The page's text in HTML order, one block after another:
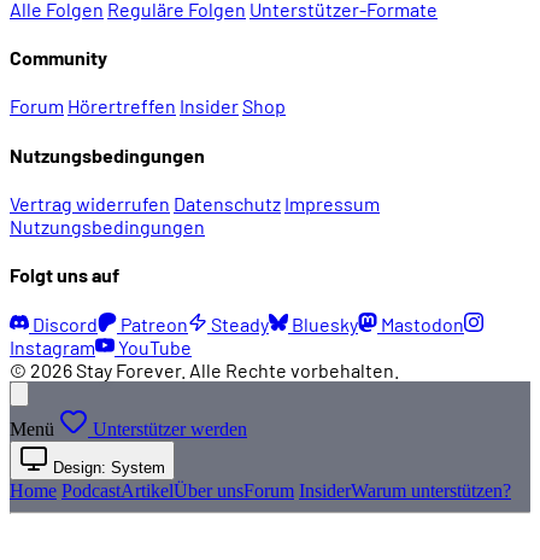
Alle Folgen Reguläre Folgen Unterstützer-Formate
Community
Forum Hörertreffen InsiderShop
Nutzungsbedingungen
Vertrag widerrufen Datenschutz Impressum
Nutzungsbedingungen
Folgt uns auf
Discord Patreon Steady Bluesky
Mastodon
Instagram
YouTube
© 2026 Stay Forever. Alle Rechte vorbehalten.
Menü Unterstützer werden
Design: System
Home PodcastArtikelÜber unsForum InsiderWarum unterstützen?